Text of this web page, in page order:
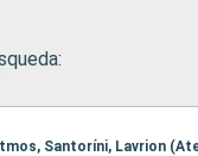
Santoríni, Lavrion